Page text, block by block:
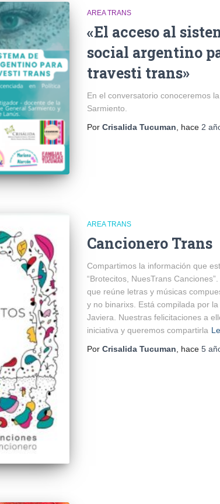
AREA TRANS
«El acceso al
social argentino
travesti trans»
En el conversatorio conoceremos
Sarmiento.
Por Crisalida Tucuman , hace 2
AREA TRANS
Cancionero Trans
Compartimos la información que
“Brotecitos, NuesTrans
que reúne letras y músicas
y no binarixs. Está compilada por
Javiera. Nuestras felicitaciones a
iniciativa y queremos compartirla
Por Crisalida Tucuman , hace 5